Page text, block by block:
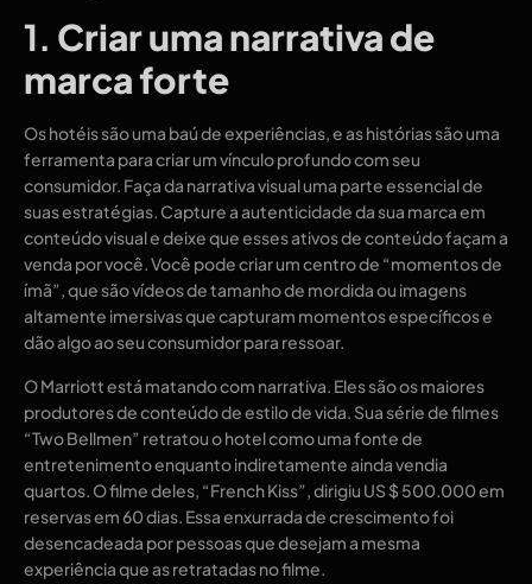
1. Criar uma narrativa de
marca forte
Os hotéis são uma baú de experiências, e as histórias são uma
ferramenta para criar um vínculo profundo com seu
consumidor. Faça da narrativa visual uma parte essencial de
suas estratégias. Capture a autenticidade da sua marca em
conteúdo visual e deixe que esses ativos de conteúdo façam a
venda por você. Você pode criar um centro de “momentos de
ímã”, que são vídeos de tamanho de mordida ou imagens
altamente imersivas que capturam momentos específicos e
dão algo ao seu consumidor para ressoar.
O Marriott está matando com narrativa. Eles são os maiores
produtores de conteúdo de estilo de vida. Sua série de filmes
“Two Bellmen” retratou o hotel como uma fonte de
entretenimento enquanto indiretamente ainda vendia
quartos. O filme deles, “French Kiss”, dirigiu US $ 500.000 em
reservas em 60 dias. Essa enxurrada de crescimento foi
desencadeada por pessoas que desejam a mesma
experiência que as retratadas no filme.